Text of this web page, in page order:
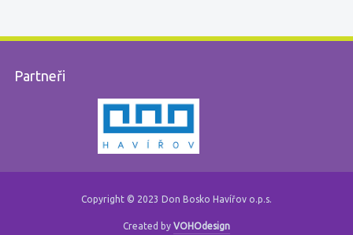
Partneři
Copyright © 2023 Don Bosko Havířov o.p.s.
Created by VOHOdesign